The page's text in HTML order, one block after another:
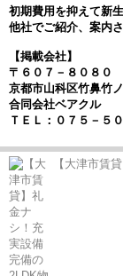
初期費用を抑えて新
他社でご紹介、案内
【掲載会社】
〒６０７－８０８０
京都市山科区竹鼻竹
合同会社ベアクル
ＴＥＬ：０７５－５
【大津市賃